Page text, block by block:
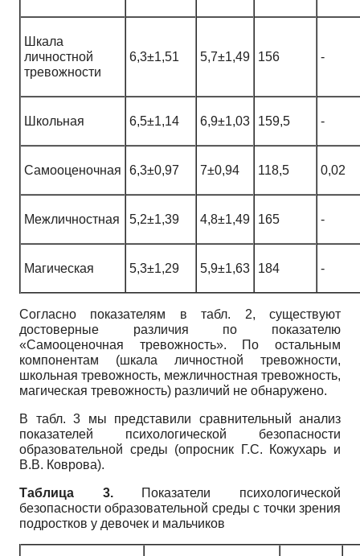
Шкала
личностной
тревожности
6,3±1,51 5,7±1,49 156 -
Школьная 6,5±1,14 6,9±1,03 159,5 -
Самооценочная 6,3±0,97 7±0,94 118,5 0,02
Межличностная 5,2±1,39 4,8±1,49 165 -
Магическая 5,3±1,29 5,9±1,63 184 -
Согласно показателям в табл. 2, существуют
достоверные различия по показателю
«Самооценочная тревожность». По остальным
компонентам (шкала личностной тревожности,
школьная тревожность, межличностная тревожность,
магическая тревожность) различий не обнаружено.
В табл. 3 мы представили сравнительный анализ
показателей психологической безопасности
образовательной среды (опросник Г.С. Кожухарь и
В.В. Коврова).
Таблица 3.Показатели психологической
безопасности образовательной среды с точки зрения
подростков у девочек и мальчиков